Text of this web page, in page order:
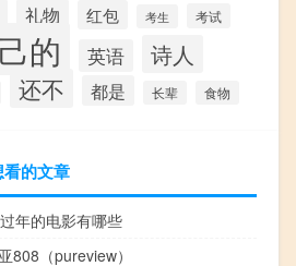
礼物 红包 考生 考试
的 英语 诗人
还不 都是 长辈 食物
的文章
年的电影有哪些
808（pureview）